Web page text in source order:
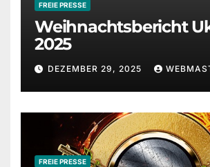
FREIE PRESSE
Weihnachtsbericht
2025
DEZEMBER 29, 2025
FREIE PRESSE